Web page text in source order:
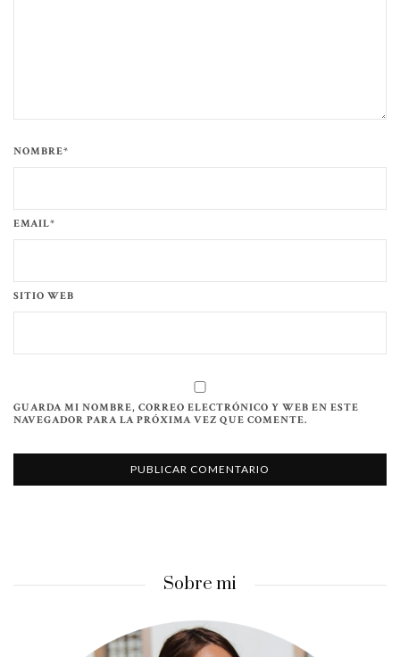
NOMBRE*
EMAIL*
SITIO WEB
GUARDA MI NOMBRE, CORREO ELECTRÓNICO Y WEB EN ESTE
NAVEGADOR PARA LA PRÓXIMA VEZ QUE COMENTE.
Sobre mi